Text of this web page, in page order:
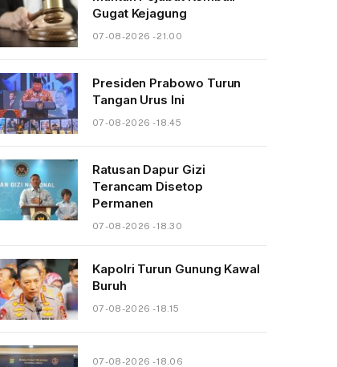
Gugat Kejagung
07-08-2026 - 21.00
Presiden Prabowo Turun
Tangan Urus Ini
07-08-2026 - 18.45
Ratusan Dapur Gizi
Terancam Disetop
Permanen
07-08-2026 - 18.30
Kapolri Turun Gunung Kawal
Buruh
07-08-2026 - 18.15
07-08-2026 - 18.06